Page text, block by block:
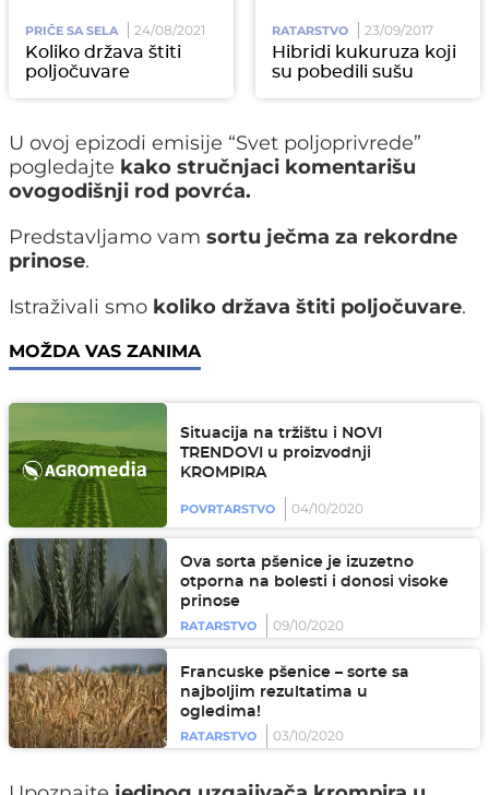
PRIČE SA SELA 24/08/2021
Koliko država štiti
poljočuvare
RATARSTVO 23/09/2017
Hibridi kukuruza koji
su pobedili sušu
U ovoj epizodi emisije “Svet poljoprivrede”
pogledajte kako stručnjaci komentarišu
ovogodišnji rod povrća.
Predstavljamo vam sortu ječma za rekordne
prinose.
Istraživali smo koliko država štiti poljočuvare.
MOŽDA VAS ZANIMA
Situacija na tržištu i NOVI
TRENDOVI u proizvodnji
KROMPIRA
POVRTARSTVO 04/10/2020
Ova sorta pšenice je izuzetno
otporna na bolesti i donosi visoke
prinose
RATARSTVO
09/10/2020
Francuske pšenice – sorte sa
najboljim rezultatima u
ogledima!
RATARSTVO
03/10/2020